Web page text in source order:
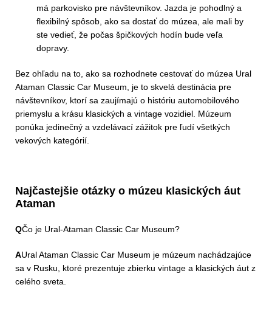
má parkovisko pre návštevníkov. Jazda je pohodlný a
flexibilný spôsob, ako sa dostať do múzea, ale mali by
ste vedieť, že počas špičkových hodín bude veľa
dopravy.
Bez ohľadu na to, ako sa rozhodnete cestovať do múzea Ural
Ataman Classic Car Museum, je to skvelá destinácia pre
návštevníkov, ktorí sa zaujímajú o históriu automobilového
priemyslu a krásu klasických a vintage vozidiel. Múzeum
ponúka jedinečný a vzdelávací zážitok pre ľudí všetkých
vekových kategórií.
Najčastejšie otázky o múzeu klasických áut
Ataman
QČo je Ural-Ataman Classic Car Museum?
AUral Ataman Classic Car Museum je múzeum nachádzajúce
sa v Rusku, ktoré prezentuje zbierku vintage a klasických áut z
celého sveta.